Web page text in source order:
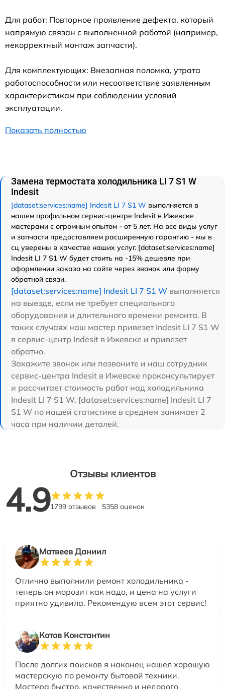
Для работ: Повторное проявление дефекта, который
напрямую связан с выполненной работой (например,
некорректный монтаж запчасти).
Для комплектующих: Внезапная поломка, утрата
работоспособности или несоответствие заявленным
характеристикам при соблюдении условий
эксплуатации.
Показать полностью
Замена термостата холодильника LI 7 S1 W
Indesit
[dataset:services:name] Indesit LI 7 S1 W выполняется в
нашем профильном сервис-центре Indesit в Ижевске
мастерами с огромным опытом - от 5 лет. На все виды услуг
и запчасти предоставляем расширенную гарантию - мы в
сц уверены в качестве наших услуг. [dataset:services:name]
Indesit LI 7 S1 W будет стоить на -15% дешевле при
оформлении заказа на сайте через звонок или форму
обратной связи.
[dataset:services:name] Indesit LI 7 S1 W выполняется
на выезде, если не требует специального
оборудования и длительного времени ремонта. В
таких случаях наш мастер привезет Indesit LI 7 S1 W
в сервис-центр Indesit в Ижевске и привезет
обратно.
Закажите звонок или позвоните и наш сотрудник
сервис-центра Indesit в Ижевске проконсультирует
и рассчитает стоимость работ над холодильника
Indesit LI 7 S1 W. [dataset:services:name] Indesit LI 7
S1 W по нашей статистике в среднем занимает 2
часа при наличии деталей.
Отзывы клиентов
4.91799 отзывов 5358 оценок
Матвеев Даниил
Отлично выполнили ремонт холодильника -
теперь он морозит как надо, и цена на услуги
приятно удивила. Рекомендую всем этот сервис!
Котов Константин
После долгих поисков я наконец нашел хорошую
мастерскую по ремонту бытовой техники.
Мастера быстро, качественно и недорого